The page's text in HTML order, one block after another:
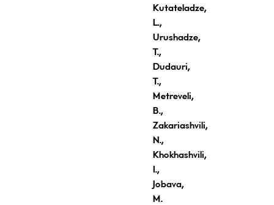
Kutateladze,
L.,
Urushadze,
T.,
Dudauri,
T.,
Metreveli,
B.,
Zakariashvili,
N.,
Khokhashvili,
I.,
Jobava,
M.